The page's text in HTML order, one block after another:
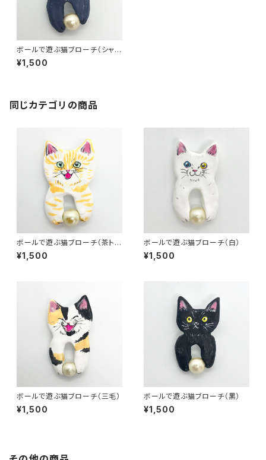
ボールで遊ぶ猫ブローチ（シャル
トリュー）
¥1,500
同じカテゴリの商品
ボールで遊ぶ猫ブローチ（茶ト
ラ）
¥1,500
ボールで遊ぶ猫ブローチ（白）
¥1,500
ボールで遊ぶ猫ブローチ（三毛）
¥1,500
ボールで遊ぶ猫ブローチ（黒）
¥1,500